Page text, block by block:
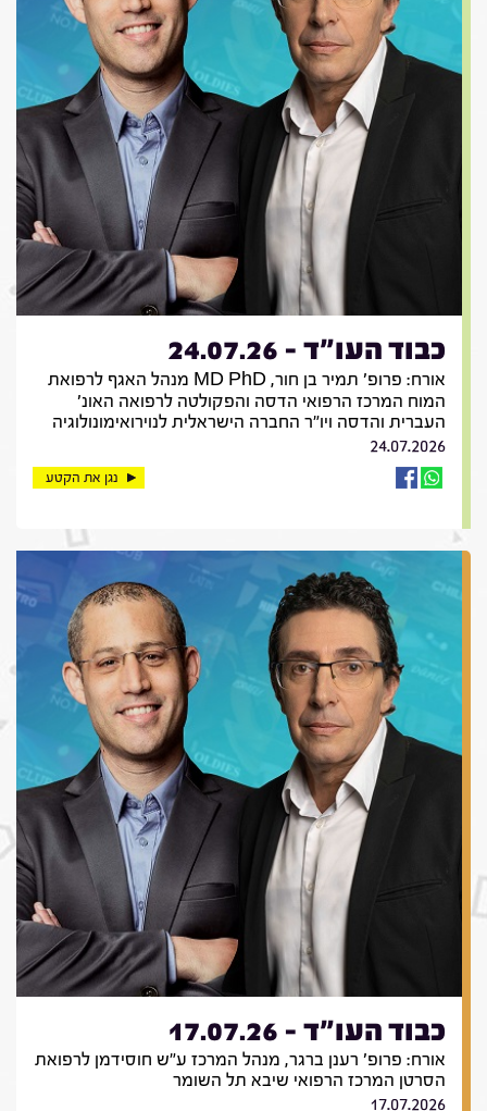
כבוד העו"ד - 24.07.26
אורח: פרופ' תמיר בן חור, MD PhD מנהל האגף לרפואת
המוח המרכז הרפואי הדסה והפקולטה לרפואה האונ'
העברית והדסה ויו"ר החברה הישראלית לנוירואימונולוגיה
24.07.2026
נגן את הקטע
כבוד העו"ד - 17.07.26
אורח: פרופ' רענן ברגר, מנהל המרכז ע"ש חוסידמן לרפואת
הסרטן המרכז הרפואי שיבא תל השומר
17.07.2026